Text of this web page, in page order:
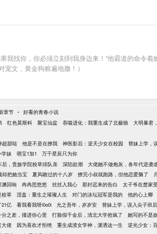
找你，你必须立刻到我身边来！”他霸道的命令
文，黄金狗粮遍地撒！）
章节 - 好看的青春小说
红色莫斯科 聚宝仙盆 吞噬进化：我重生成了北极狼 大明暴君
超甜哒 他是不是在撩我 神医影后：逆天少女在校园 替妹上学，
学妹 萌宝1加1 万千星辰只为你
后，贵族学院校草排队亲 深陷欲潮 大佬她不做炮灰，各年代逆袭
却把她当宝 夏风吻过的十八岁 撩完小叔就跑路，但他恋爱脑了
渊回响 冉冉思悠悠 丝丝入我心 那封迟来的告白 太子爷在楚家
校草 涅盘：重生之璀璨人生 对门的泳坛冠军是我的 他的心上卿
亿 看我看我呀i0o0i 允之吾年，岁岁安 替妹上学，误入尖子班
分之差，撞进你心里 打脸假千金后，清北大学抢疯了 她写的不是
大佬 因为喜欢才拒绝 重生成渣女学神，潇洒这一生 逆光少女：